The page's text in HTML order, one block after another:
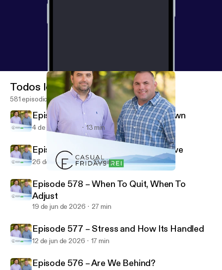
Casual Fridays REI
Todos los episodios
581 episodios
Episode 580 – Summertime Slowdown
4 de jul de 2026 13 min
Episode 579 – Do The Parts You Love
26 de jun de 2026 13 min
Episode 578 – When To Quit, When To
Adjust
19 de jun de 2026 27 min
Episode 577 – Stress and How Its Handled
12 de jun de 2026 17 min
Episode 576 – Are We Behind?